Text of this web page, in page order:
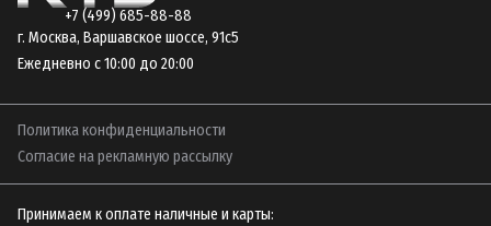
+7 (499) 685-88-88
г. Москва, Варшавское шоссе, 91с5
Ежедневно с 10:00 до 20:00
Политика конфиденциальности
Согласие на рекламную рассылку
Принимаем к оплате наличные и карты: